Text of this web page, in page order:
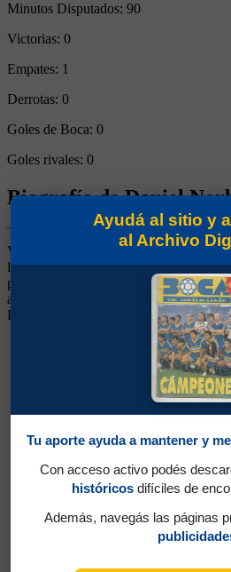
Minutos Disputados: 90
Victorias: 0
Empates: 1
Derrotas: 0
Goles de Boca: 0
Goles rivales: 0
Biografía de Daniel
Volante derecho. Ganó un título
las Inferiores. De recuperación y
pelota. Debutó durante una huelga de
año del título jugó poco. Pasó a
Diego Maradona y luego siguió su
Ayudá al sitio y
al Archivo
Tu aporte ayuda a mantener y
Con acceso activo podés
históricos difíciles de
Además, navegás las páginas